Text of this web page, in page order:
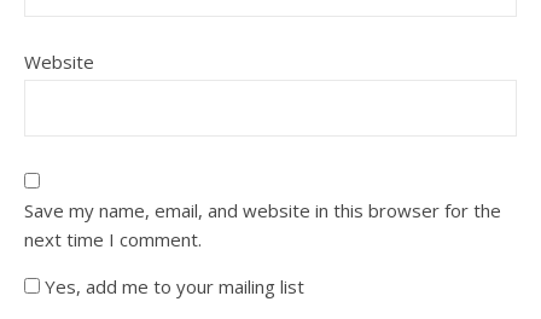
Website
Save my name, email, and website in this browser for the
next time I comment.
Yes, add me to your mailing list